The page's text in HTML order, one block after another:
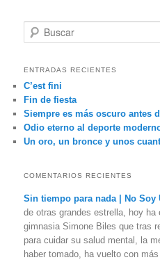
u
c
a
r
ENTRADAS RECIENTES
C’est fini
Fin de fiesta
Siempre es más oscuro antes
Odio eterno al deporte
Un oro, un bronce y unos
COMENTARIOS RECIENTES
Sin tiempo para nada | No Soy
de otras grandes estrella, hoy
gimnasia Simone Biles que tras
para cuidar su salud mental, la
haber tomado, ha vuelto con